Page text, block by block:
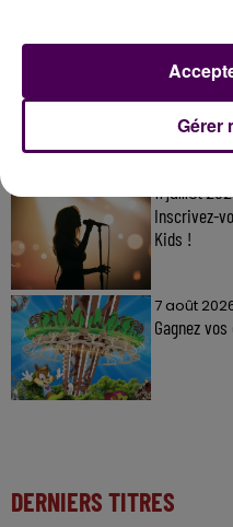
7 août
Gagnez
11 juillet
Inscrivez-
Kids !
7 août
Gagnez
DERNIERS TITRES
Gérer